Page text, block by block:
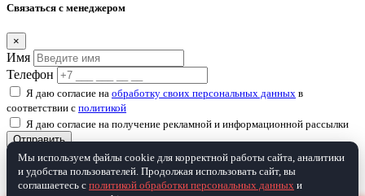
Связаться с менеджером
×
Имя
Телефон
Я даю согласие на обработку своих персональных данных в
соответствии с политикой
Я даю согласие на получение рекламной и информационной рассылки
Отправить
Товар добавлен в корзину
Мы используем файлы cookie для корректной работы сайта, аналитики
и удобства пользователей. Продолжая использовать сайт, вы
соглашаетесь с политикой обработки персональных данных и